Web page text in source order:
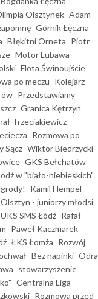
Olsztynek Adam
Górnik Łęczna
Błękitni Orneta Piotr
Motor Lubawa
Flota Świnoujście
po meczu Kolejarz
Przedstawiamy
Granica Kętrzyn
Trzeciakiewicz
Rozmowa po
Sącz Wiktor Biedrzycki
GKS Bełchatów
w "biało-niebieskich"
Kamil Hempel
- juniorzy młodsi
UKS SMS Łódź Rafał
Paweł Kaczmarek
ŁKS Łomża Rozwój
Bez napinki Odra
stowarzyszenie
Centralna Liga
Rozmowa przed